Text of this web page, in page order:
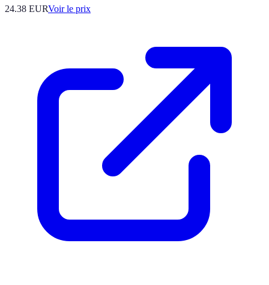
24.38 EURVoir le prix